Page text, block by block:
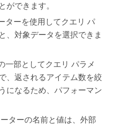
ができます。
ターを使用してクエリ パ
、対象データを選択できま
一部としてクエリ パラメ
、返されるアイテム数を絞
になるため、パフォーマン
ターの名前と値は、外部